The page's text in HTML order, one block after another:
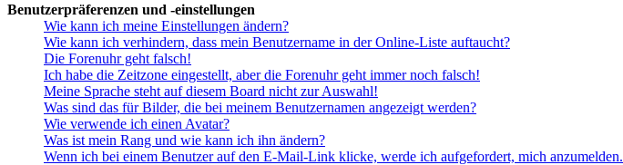
Benutzerpräferenzen und -einstellungen
Wie kann ich meine Einstellungen ändern?
Wie kann ich verhindern, dass mein Benutzername in der Online-Liste auftaucht?
Die Forenuhr geht falsch!
Ich habe die Zeitzone eingestellt, aber die Forenuhr geht immer noch falsch!
Meine Sprache steht auf diesem Board nicht zur Auswahl!
Was sind das für Bilder, die bei meinem Benutzernamen angezeigt werden?
Wie verwende ich einen Avatar?
Was ist mein Rang und wie kann ich ihn ändern?
Wenn ich bei einem Benutzer auf den E-Mail-Link klicke, werde ich aufgefordert, mich anzumelden.